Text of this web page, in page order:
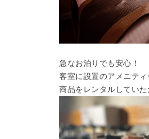
急なお泊りでも安心！
客室に設置のアメニテ
商品をレンタルしていた